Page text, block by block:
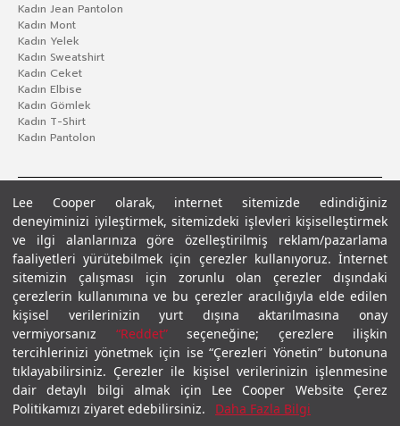
Lee Cooper olarak, internet sitemizde edindiğiniz
deneyiminizi iyileştirmek, sitemizdeki işlevleri kişiselleştirmek
ve ilgi alanlarınıza göre özelleştirilmiş reklam/pazarlama
faaliyetleri yürütebilmek için çerezler kullanıyoruz. İnternet
sitemizin çalışması için zorunlu olan çerezler dışındaki
çerezlerin kullanımına ve bu çerezler aracılığıyla elde edilen
kişisel verilerinizin yurt dışına aktarılmasına onay
vermiyorsanız “Reddet”seçeneğine; çerezlere ilişkin
tercihlerinizi yönetmek için ise “Çerezleri Yönetin” butonuna
tıklayabilirsiniz. Çerezler ile kişisel verilerinizin işlenmesine
dair detaylı bilgi almak için Lee Cooper Website Çerez
Politikamızı ziyaret edebilirsiniz.
Daha Fazla Bilgi
Kadın Jean Pantolon
Kadın Mont
Kadın Yelek
Kadın Sweatshirt
Kadın Ceket
Kadın Elbise
Kadın Gömlek
Kadın T-Shirt
Kadın Pantolon
Gizlilik PolitikasıÇerez Politikası KVKK Aydınlatma MetniŞartlar ve Koşullar
© 2026 Leecooper - Tüm Hakları Saklıdır.